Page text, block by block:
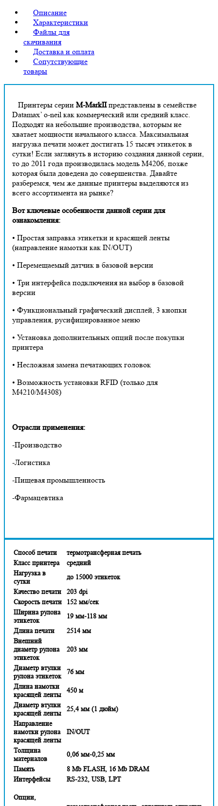
Описание
Характеристики
Файлы для
скачивания
Доставка и оплата
Сопутствующие
товары
Принтеры серии M-MarkIIпредставлены в семействе
Datamax’ o-neil как коммерческий или средний класс.
Подходят на небольшие производства, которым не
хватает мощности начального класса. Максимальная
нагрузка печати может достигать 15 тысяч этикеток в
сутки! Если заглянуть в историю создания данной серии,
то до 2011 года производилась модель М4206, позже
которая была доведена до совершенства. Давайте
разберемся, чем же данные принтеры выделяются из
всего ассортимента на рынке?
Вот ключевые особенности данной серии для
ознакомления:
• Простая заправка этикетки и красящей ленты
(направление намотки как IN/OUT)
• Перемещаемый датчик в базовой версии
• Три интерфейса подключения на выбор в базовой
версии
• Функциональный графический дисплей, 3 кнопки
управления, русифицированное меню
• Установка дополнительных опций после покупки
принтера
• Несложная замена печатающих головок
• Возможность установки RFID (только для
M4210/M4308)
Отрасли применения:
-Производство
-Логистика
-Пищевая промышленность
-Фармацевтика
Способ печати
термотрансферная печать
Класс принтера
средний
Нагрузка в
сутки
до 15000 этикеток
Качество печати
203 dpi
Скорость печати
152 мм/сек
Ширина рулона
этикеток
19 мм-118 мм
Длина печати
2514 мм
Внешний
диаметр рулона
этикеток
203 мм
Диаметр втулки
рулона этикеток
76 мм
Длина намотки
красящей ленты
450 м
Диаметр втулки
красящей ленты
25,4 мм (1 дюйм)
Направление
намотки рулона
красящей ленты
IN/OUT
Толщина
материалов
0,06 мм-0,25 мм
Память
8 Mb FLASH, 16 Mb DRAM
Интерфейсы
RS-232, USB, LPT
Опции,